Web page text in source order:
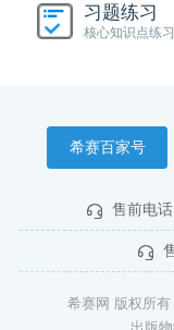
习题练习
核心知识点练习
希赛百家号
售前电话
希赛网 版权所